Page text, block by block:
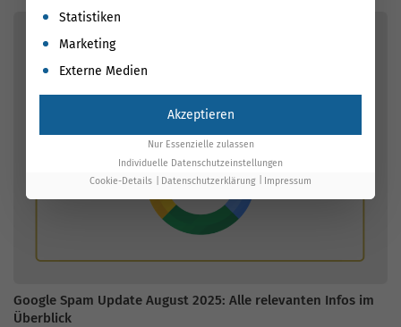
Google Spam Update August 2025: Alle relevanten Infos im
Überblick
Statistiken
Marketing
Externe Medien
Akzeptieren
Nur Essenzielle zulassen
Individuelle Datenschutzeinstellungen
Cookie-Details
Datenschutzerklärung Impressum